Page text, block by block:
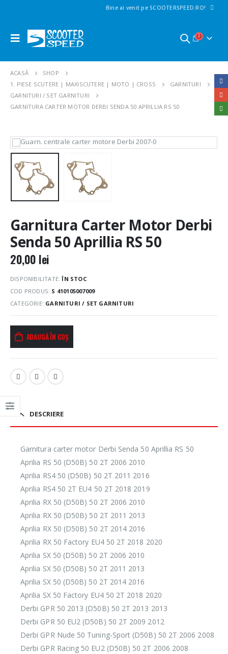
Bine ai venit pe SCOOTERSPEED.RO!
ACASĂ
SHOP
1. PIESE SCUTERE | MAXISCUTERE | MOTO | CROSS
GARNITURI
GARNITURI / SET GARNITURI
GARNITURA CARTER MOTOR DERBI SENDA 50 APRILLIA RS 50
Garnitura Carter Motor Derbi
Senda 50 Aprillia RS 50
20,00 lei
DISPONIBILITATE:ÎN STOC
COD PRODUS: S 410105007009
CATEGORIE: GARNITURI / SET GARNITURI
ADAUGĂ ÎN COȘ
DESCRIERE
Garnitura carter motor Derbi Senda 50 Aprillia RS 50
Aprilia RS 50 (D50B) 50 2T 2006 2010
Aprilia RS4 50 (D50B) 50 2T 2011 2016
Aprilia RS4 50 2T EU4 50 2T 2018 2019
Aprilia RX 50 (D50B) 50 2T 2006 2010
Aprilia RX 50 (D50B) 50 2T 2011 2013
Aprilia RX 50 (D50B) 50 2T 2014 2016
Aprilia RX 50 Factory EU4 50 2T 2018 2020
Aprilia SX 50 (D50B) 50 2T 2006 2010
Aprilia SX 50 (D50B) 50 2T 2011 2013
Aprilia SX 50 (D50B) 50 2T 2014 2016
Aprilia SX 50 Factory EU4 50 2T 2018 2020
Derbi GPR 50 2013 (D50B) 50 2T 2013 2013
Derbi GPR 50 EU2 (D50B) 50 2T 2009 2012
Derbi GPR Nude 50 Tuning-Sport (D50B) 50 2T 2006 2008
Derbi GPR Racing 50 EU2 (D50B) 50 2T 2006 2008